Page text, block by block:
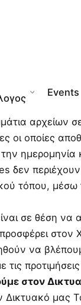
Events
αρχείων
οι οποίες
δεν
τόπου,
σε θέση να
στον
να
στον
μας